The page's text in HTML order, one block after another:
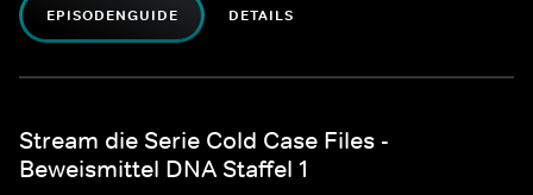
EPISODENGUIDE DETAILS
Stream die Serie Cold Case Files -
Beweismittel DNA Staffel 1